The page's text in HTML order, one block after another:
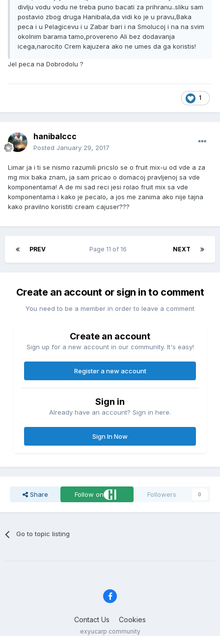
divlju vodu vodu ne treba puno bacati za prihranu..sliku sam
postavio zbog druga Hanibala,da vidi ko je u pravu,Baka
peca i u Pelagicevu i u Zabar bari i na Smolucoj i na na svim
okolnim barama tamo,provereno Ali bez dodavanja
icega,narocito Crem kajuzera ako ne umes da ga koristis!
Jel peca na Dobrodolu ?
1
hanibalccc
Posted January 29, 2017
Limar ja i ti se nismo razumili pricslo se o fruit mix-u od vde a za
mg mix baka znam, ja sam pricao o domacoj pravljenoj sa vde
komponentama! A de mi sad reci jesi rolao fruit mix sa vde
komponentama i kako je pecalo, a jos me zanima ako nije tajna
kako pravilno koristiti cream cajuser???
PREV NEXT
Page 11 of 16
Create an account or sign in to comment
You need to be a member in order to leave a comment
Create an account
Sign up for a new account in our community. It's easy!
Register a new account
Sign in
Already have an account? Sign in here.
Sign In Now
Share Follow on Followers 0
Go to topic listing
Contact Us Cookies
exyucarp community